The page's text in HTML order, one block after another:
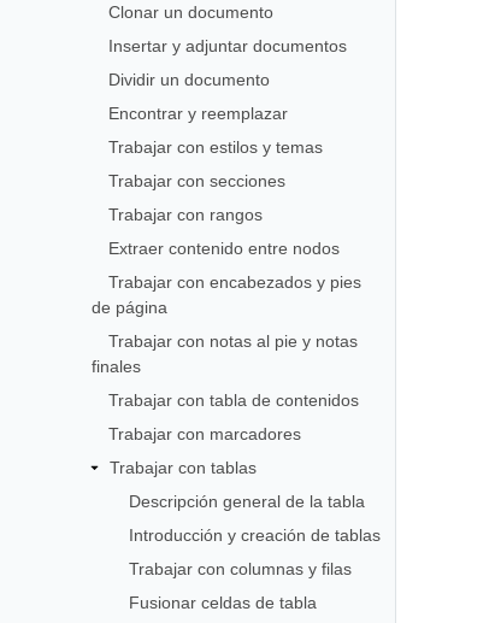
Clonar un documento
Insertar y adjuntar documentos
Dividir un documento
Encontrar y reemplazar
Trabajar con estilos y temas
Trabajar con secciones
Trabajar con rangos
Extraer contenido entre nodos
Trabajar con encabezados y pies
de página
Trabajar con notas al pie y notas
finales
Trabajar con tabla de contenidos
Trabajar con marcadores
Trabajar con tablas
Descripción general de la tabla
Introducción y creación de tablas
Trabajar con columnas y filas
Fusionar celdas de tabla